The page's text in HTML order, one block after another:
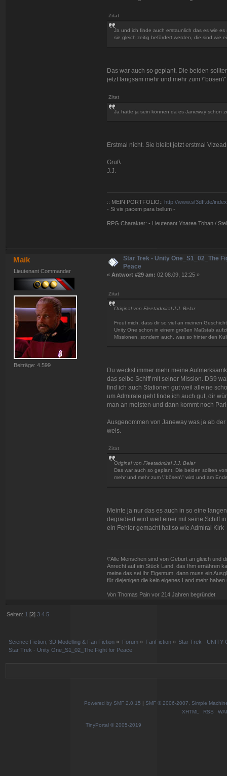
Zitat
Ja und ich finde auch erstaunlich das es wie
sie gleich zeitig befördert werden, die sind wie
Das war auch so geplant. Die beiden
jetzt langsam mehr und mehr zum
Zitat
Ja hätte ja sein können da es Janeway schon
Erstmal nicht. Sie bleibt jetzt erstmal
Gruß
J.J.
:: MEIN PORTFOLIO:: http://www.sf3dff.de/
- Si vis pacem para bellum -
RPG Charakter: - Lieutenant Ynarea Tohan /
Maik
Lieutenant Commander
Beiträge: 4.599
Star Trek - Unity One_S1_02_The
Peace
« Antwort #29 am: 02.08.09, 12:25 »
Zitat
Original von Fleetadmiral J.J. Belar
Freut mich, dass dir so viel an meinen
Unity One schon in einem großen Maßstab
Missionen, sondern auch, was so hinter den
Du weckst immer mehr meine
das selbe Schiff mit seiner Mission. DS9
find ich auch Stationen gut weil alleine
um Admirale geht finde ich auch gut, dir
man an meisten und dann kommt noch
Ausgenommen von Janeway was ja ab
weis.
Zitat
Original von Fleetadmiral J.J. Belar
Das war auch so geplant. Die beiden sollten
mehr und mehr zum \"bösen\" wird und am
Meinte ja nur das es auch in so eine
degradiert wird weil einer mit seine Schiff
ein Fehler gemacht hat so wie Admiral Kirk
\"Alle Menschen sind von Geburt an gleich und
Anrecht auf ein Stück Land, das Ihm ernähren
meine das sei Ihr Eigentum, dann muss ein
für diejenigen die kein eigenes Land mehr
Von Thomas Pain vor 214 Jahren begründet
Seiten: 1 [2]3 4 5
Science Fiction, 3D Modelling & Fan Fiction » Forum» FanFiction » Star Trek - UNITY
Star Trek - Unity One_S1_02_The Fight for Peace
Powered by SMF 2.0.15
SMF © 2006-2007, Simple
XHTML
RSS
TinyPortal © 2005-2019